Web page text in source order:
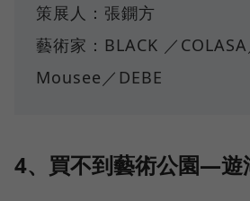
策展人：張鐦方
藝術家：BLACK ／
Mousee／DEBE
4、買不到藝術公園—遊